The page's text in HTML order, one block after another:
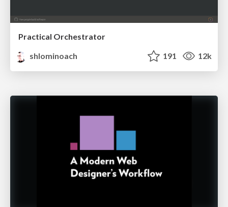
Practical Orchestrator
shlominoach
191 12k